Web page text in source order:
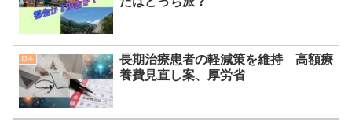
日本
長期治療患者の軽減策を維持 高額療
養費見直し案、厚労省